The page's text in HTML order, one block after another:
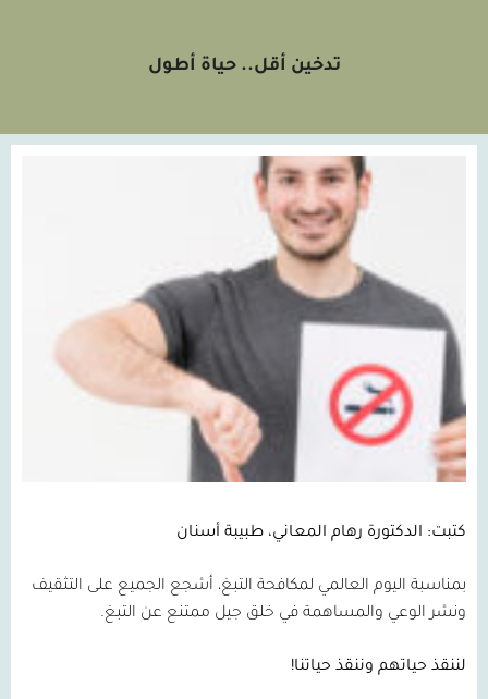
تدخين أقل.. حياة أطول
كتبت: الدكتورة رهام المعاني، طبيبة أسنان
بمناسبة اليوم العالمي لمكافحة التبغ، أشجع الجميع على التثقيف
ونشر الوعي والمساهمة في خلق جيل ممتنع عن التبغ.
لننقذ حياتهم وننقذ حياتنا!